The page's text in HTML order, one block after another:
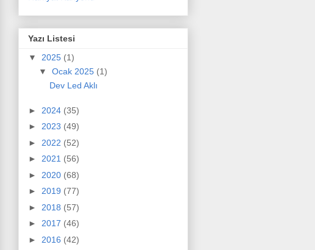
Yazı Listesi
▼ 2025 (1)
▼ Ocak 2025 (1)
Dev Led Aklı
► 2024 (35)
► 2023 (49)
► 2022 (52)
► 2021 (56)
► 2020 (68)
► 2019 (77)
► 2018 (57)
► 2017 (46)
► 2016 (42)